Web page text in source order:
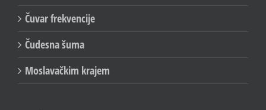
Čuvar frekvencije
Čudesna šuma
Moslavačkim krajem